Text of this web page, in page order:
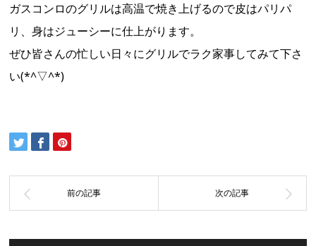
ガスコンロのグリルは高温で焼き上げるので皮はパリパ
リ、身はジューシーに仕上がります。
ぜひ皆さんの忙しい日々にグリルでラク家事してみて下さ
い(*^▽^*)